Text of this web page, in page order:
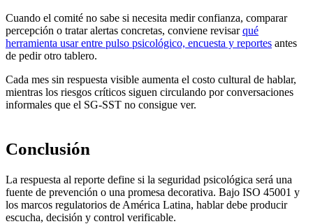
Cuando el comité no sabe si necesita medir confianza, comparar
percepción o tratar alertas concretas, conviene revisarqué
herramienta usar entre pulso psicológico, encuesta y reportes antes
de pedir otro tablero.
Cada mes sin respuesta visible aumenta el costo cultural de hablar,
mientras los riesgos críticos siguen circulando por conversaciones
informales que el SG-SST no consigue ver.
Conclusión
La respuesta al reporte define si la seguridad psicológica será una
fuente de prevención o una promesa decorativa. Bajo ISO 45001 y
los marcos regulatorios de América Latina, hablar debe producir
escucha, decisión y control verificable.